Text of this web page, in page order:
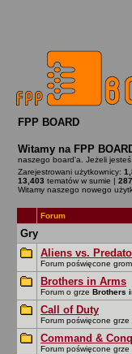
FPP BOARD
Witamy na FPP
naszego board'a. Jeżeli
Zarejestrowani użytkownicy:
13,403 tematów w sumie |
Witamy naszego nowego
Forum
Gry
Aliens vs.
Forum poświęcone
Brothers in Arms
Forum o grze Brothers
Call of Duty
Forum poświęcone grze
Command &
Forum poświęcone